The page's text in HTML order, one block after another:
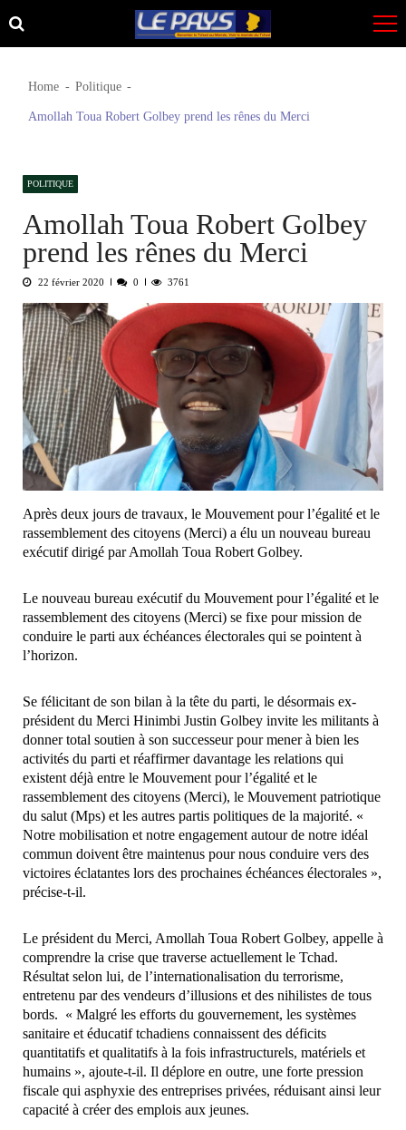
Skip
to
Skip
to
Home Politique
Amollah Toua Robert Golbey prend les rênes du Merci
POLITIQUE
Amollah Toua Robert Golbey
prend les rênes du Merci
22 février 2020 0 3761
Après deux jours de travaux, le Mouvement pour l’égalité et le
rassemblement des citoyens (Merci) a élu un nouveau bureau
exécutif dirigé par Amollah Toua Robert Golbey.
Le nouveau bureau exécutif du Mouvement pour l’égalité et le
rassemblement des citoyens (Merci) se fixe pour mission de
conduire le parti aux échéances électorales qui se pointent à
l’horizon.
Se félicitant de son bilan à la tête du parti, le désormais ex-
président du Merci Hinimbi Justin Golbey invite les militants à
donner total soutien à son successeur pour mener à bien les
activités du parti et réaffirmer davantage les relations qui
existent déjà entre le Mouvement pour l’égalité et le
rassemblement des citoyens (Merci), le Mouvement patriotique
du salut (Mps) et les autres partis politiques de la majorité. «
Notre mobilisation et notre engagement autour de notre idéal
commun doivent être maintenus pour nous conduire vers des
victoires éclatantes lors des prochaines échéances électorales »,
précise-t-il.
Le président du Merci, Amollah Toua Robert Golbey, appelle à
comprendre la crise que traverse actuellement le Tchad.
Résultat selon lui, de l’internationalisation du terrorisme,
entretenu par des vendeurs d’illusions et des nihilistes de tous
bords. « Malgré les efforts du gouvernement, les systèmes
sanitaire et éducatif tchadiens connaissent des déficits
quantitatifs et qualitatifs à la fois infrastructurels, matériels et
humains », ajoute-t-il. Il déplore en outre, une forte pression
fiscale qui asphyxie des entreprises privées, réduisant ainsi leur
capacité à créer des emplois aux jeunes.